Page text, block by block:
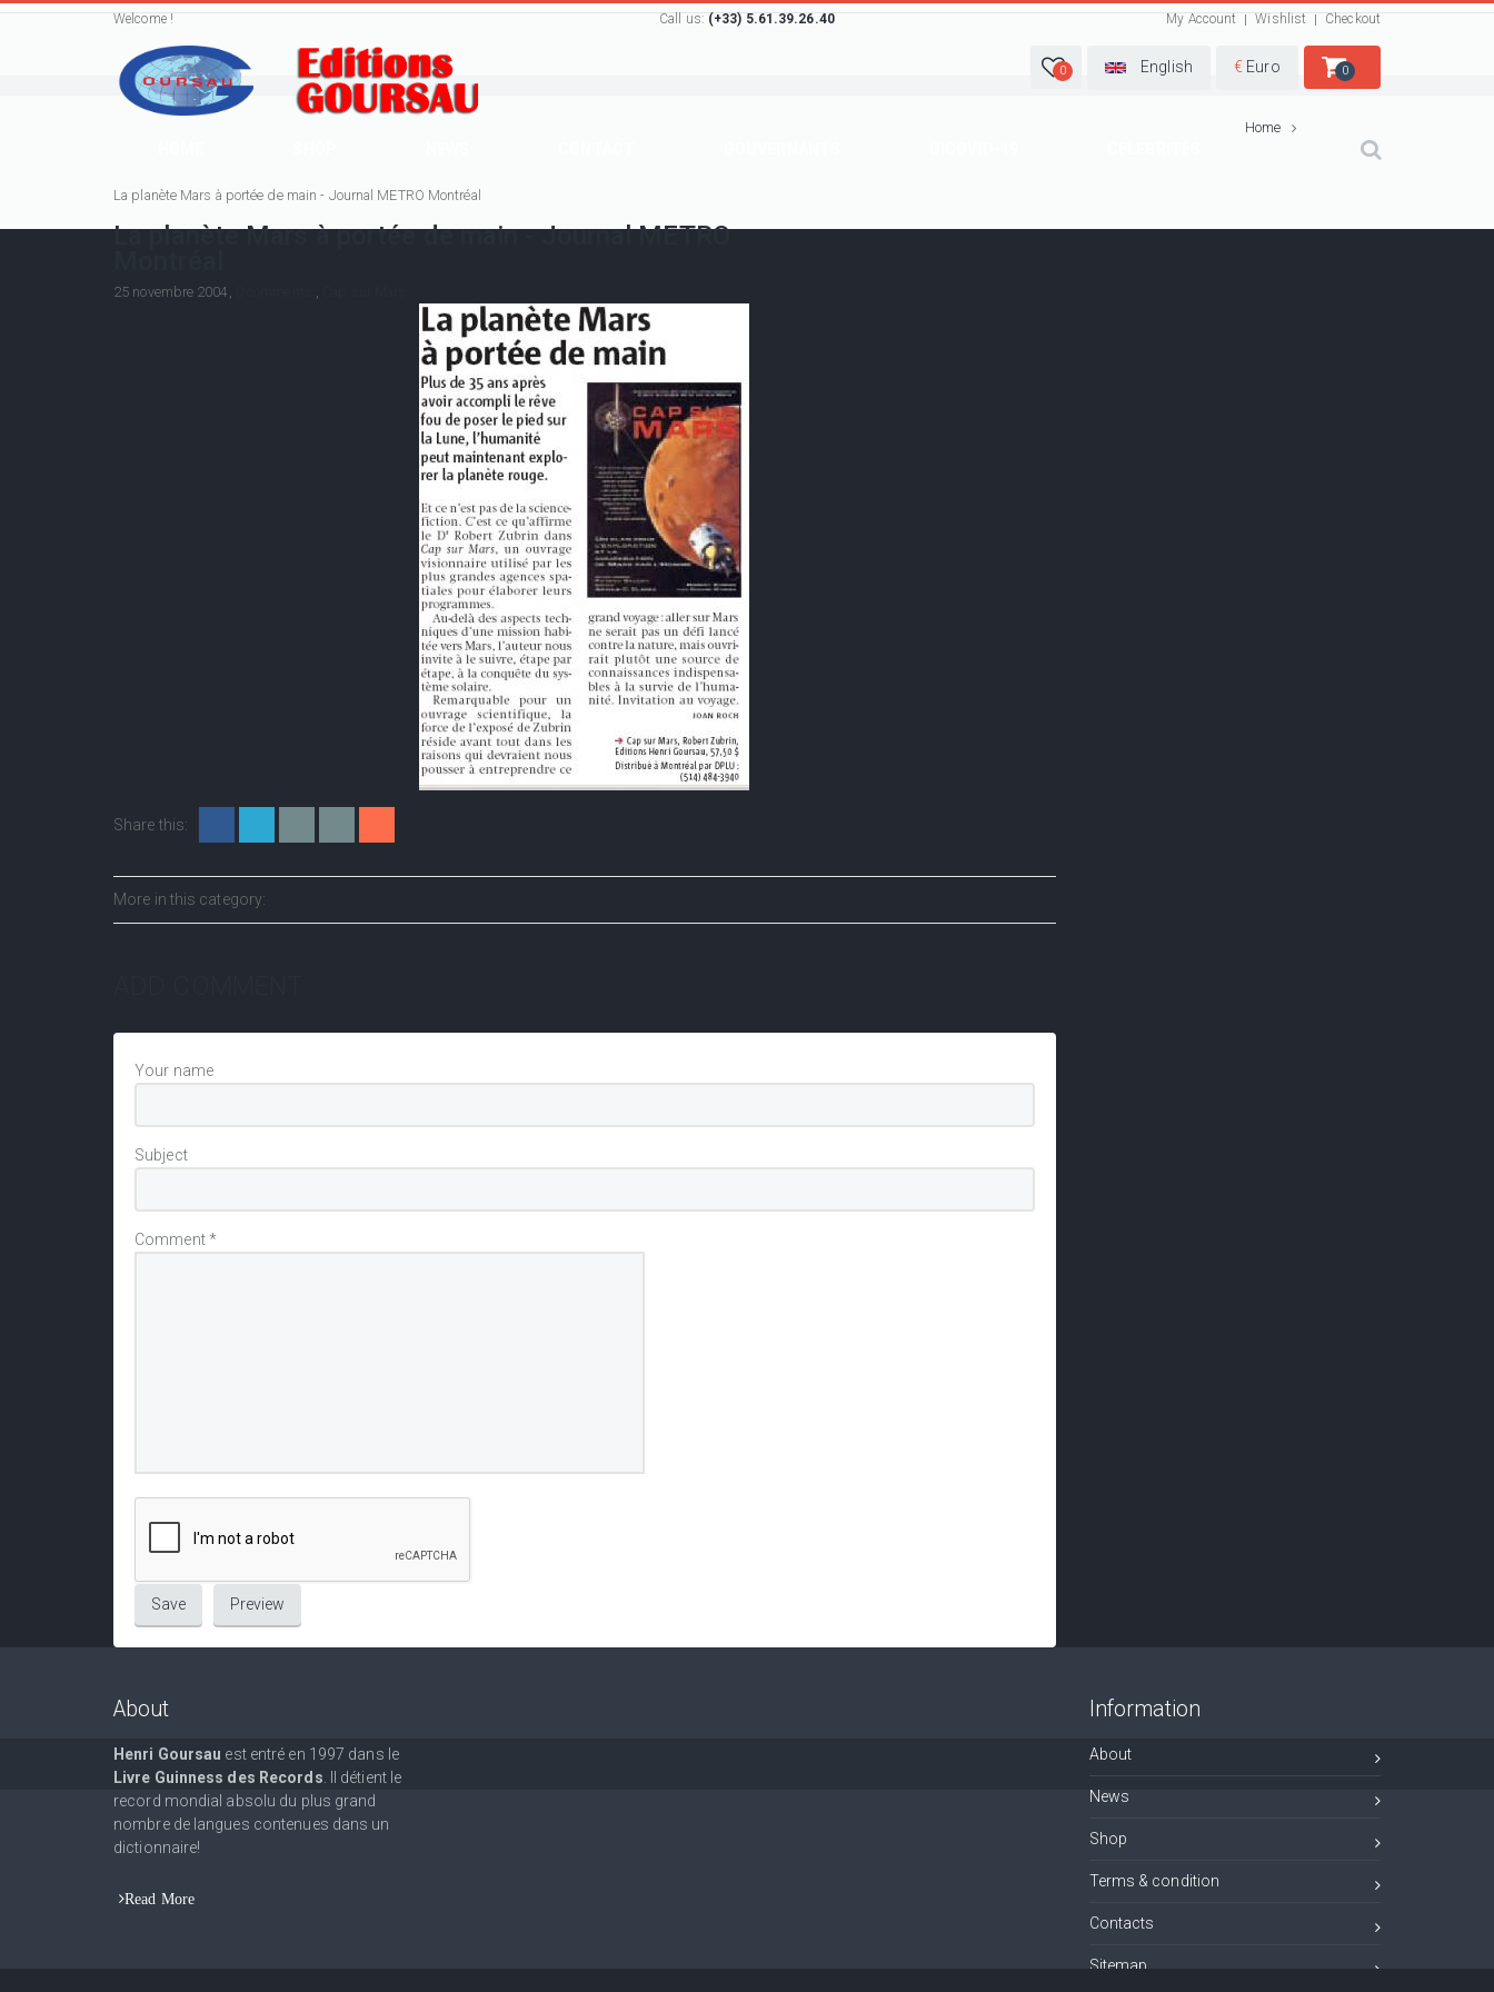
Welcome ! Call us: (+33) 5.61.39.26.40 My Account Wishlist Checkout
0 English € Euro 0
Home
La planète Mars à portée de main - Journal METRO Montréal
La planète Mars à portée de main - Journal METRO
25 novembre 2004, ,
Share this:
More in this category:
Your name
Subject
Comment*
About
Henri Goursau est entré en 1997 dans le
Livre Guinness des Records . Il détient le
record mondial absolu du plus grand
nombre de langues contenues dans un
dictionnaire!
Read More
Information
About
News
Shop
Terms & condition
Contacts
Sitemap